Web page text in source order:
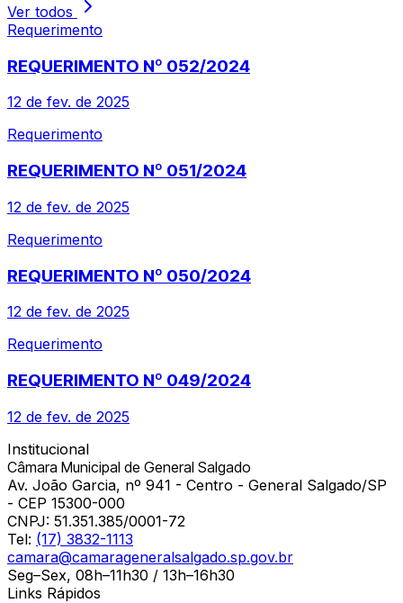
Ver todos
Requerimento
REQUERIMENTO Nº 052/2024
12 de fev. de 2025
Requerimento
REQUERIMENTO Nº 051/2024
12 de fev. de 2025
Requerimento
REQUERIMENTO Nº 050/2024
12 de fev. de 2025
Requerimento
REQUERIMENTO Nº 049/2024
12 de fev. de 2025
Institucional
Câmara Municipal de General Salgado
Av. João Garcia, nº 941 - Centro - General Salgado/SP
- CEP 15300-000
CNPJ: 51.351.385/0001-72
Tel: (17) 3832-1113
camara@camarageneralsalgado.sp.gov.br
Seg–Sex, 08h–11h30 / 13h–16h30
Links Rápidos